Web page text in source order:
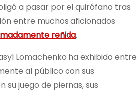
a pasar por el quirófano tras
entre muchos aficionados
reñida.
Lomachenko ha exhibido entre
al público con sus
juego de piernas, sus